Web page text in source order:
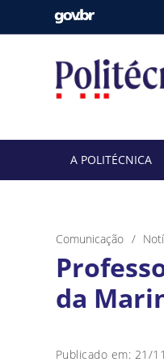
A POLITÉCNICA
Comunicação
da
Publicado em: 21/